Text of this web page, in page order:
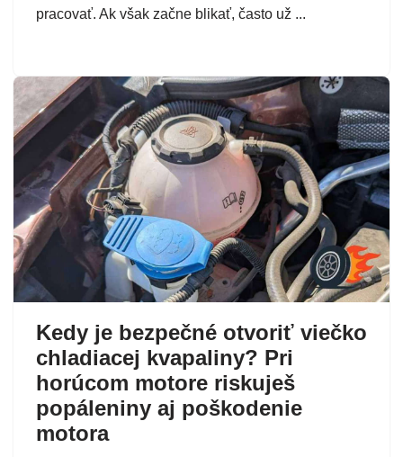
pracovať. Ak však začne blikať, často už ...
Kedy je bezpečné otvoriť viečko
chladiacej kvapaliny? Pri
horúcom motore riskuješ
popáleniny aj poškodenie
motora